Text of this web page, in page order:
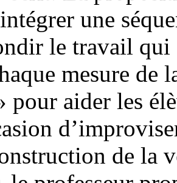
une
le travail
mesure de
pour aider les
de la